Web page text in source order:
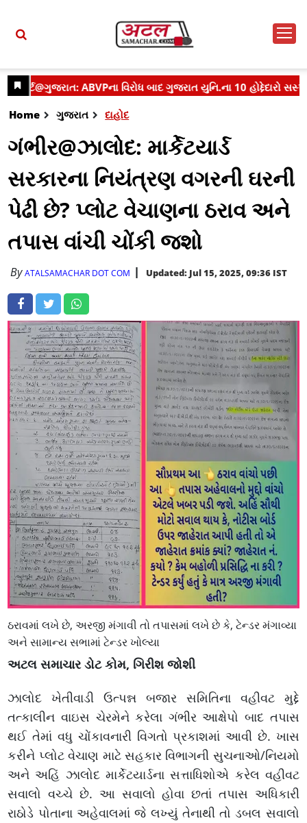
Home ગુજરાત દાહોદ
ગંભીર@ઝાલોદ: માર્કેટયાર્ડ
સરકારના નિયંત્રણ વગરની ઘરની
પેઢી છે? પ્લોટ વેચાણના ઠરાવ અને
તપાસ વાંચી ચોંકી જશો
ByATALSAMACHAR DOT COM Updated: Jul 15, 2025, 09:36 IST
ઠરાવમાં લખે છે, અરજી મંગાવી તો તપાસમાં લખે છે કે, ટેન્ડર મંગાવ્યા
અને સામાન્ય સભામાં ટેન્ડર ખોલ્યા
અટલ સમાચાર ડોટ કોમ, ગિરીશ જોશી
ઝાલોદ ખેતીવાડી ઉત્પન્ન બજાર સમિતિના વહીવટ મુદ્દે
તત્કાલીન વાઇસ ચેરમેને કરેલા ગંભીર આક્ષેપો બાદ તપાસ
થઈ તેમાં વધુ ચોંકાવનારી વિગતો પ્રકાશમાં આવી છે. ખાસ
કરીને પ્લોટ વેચાણ માટે સહકાર વિભાગની સુચનાઓ/નિયમો
અને અહિં ઝાલોદ માર્કેટયાર્ડના સત્તાધિશોએ કરેલ વહીવટ
સવાલો વચ્ચે છે. આ સવાલો હોવા છતાં તપાસ અધિકારી
રાઠોડે પોતાના અહેવાલમાં જે લખ્યું તેનાથી તો ડબલ સવાલો